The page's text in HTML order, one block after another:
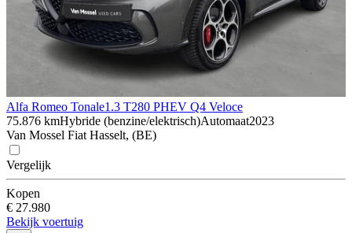
Alfa Romeo Tonale1.3 T280 PHEV Q4 Veloce
75.876 kmHybride (benzine/elektrisch)Automaat2023
Van Mossel Fiat Hasselt, (BE)
Vergelijk
Kopen
€ 27.980
Bekijk voertuig